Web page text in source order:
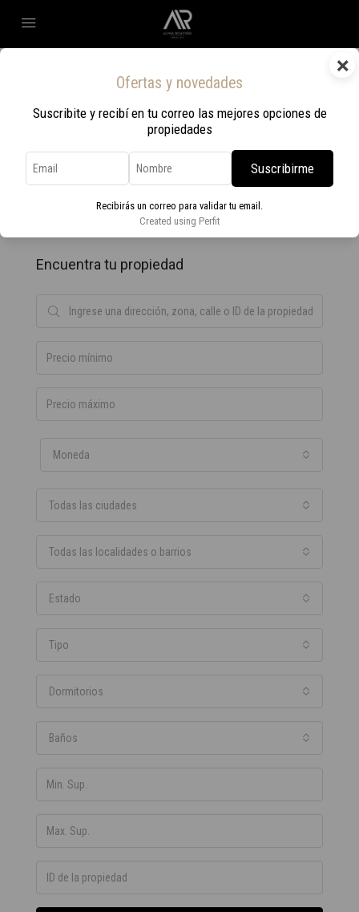
×
Ofertas y novedades
Suscribite y recibí en tu correo las mejores opciones de
propiedades
Suscribirme
Recibirás un correo para validar tu email.
Created using Perfit
0 Propiedad
Orden por defecto
No se encontraron propiedades.
Encuentra tu propiedad
Moneda
Todas las ciudades
Todas las localidades o barrios
Estado
Tipo
Dormitorios
Baños